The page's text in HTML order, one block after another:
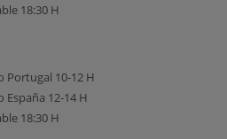
18:30 H
Portugal 10-12 H
12-14 H
18:30 H